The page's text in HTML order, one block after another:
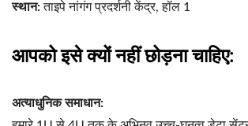
स्थान:ताइपे नांगंग प्रदर्शनी केंद्र, हॉल 1
आपको इसे क्यों नहीं छोड़ना चाहिए:
अत्याधुनिक समाधान: